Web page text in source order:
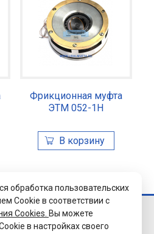
Фрикционная муфта
ЭТМ 052-1Н
обработка пользовательских
Cookie в соответствии с
Cookies. Вы можете
в настройках своего